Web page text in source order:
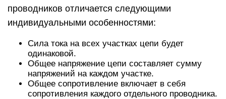
проводников отличается следующими
индивидуальными особенностями:
Сила тока на всех участках цепи будет
одинаковой.
Общее напряжение цепи составляет сумму
напряжений на каждом участке.
Общее сопротивление включает в себя
сопротивления каждого отдельного проводника.